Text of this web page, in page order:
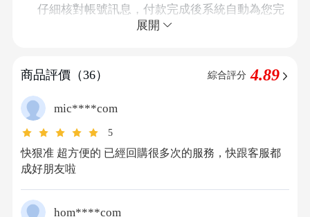
仔細核對帳號訊息，付款完成後系統自動為您完
上客服確認
在94LIVES怎麼充值全民K歌K幣？詳細步驟
如下：
第一步：造訪94LIVES
開啟瀏覽器造訪94LIVES官方網站，在搜尋欄輸
入"全民K歌K幣"或直接進入相關商品頁面
第二步：選擇儲值面額
展開
商品評價（36） 綜合評分 4.89
mic****com
5
快狠准 超方便的 已經回購很多次的服務，快跟客服都
成好朋友啦
hom****com